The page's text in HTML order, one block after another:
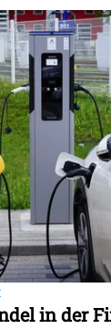
in der